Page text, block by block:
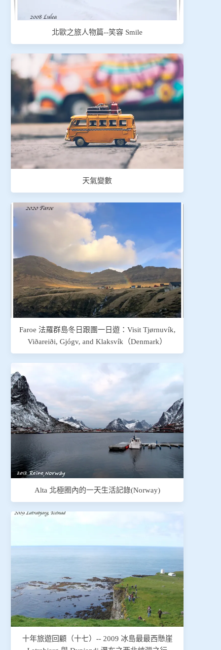
北歐之旅人物篇--笑容 Smile
天氣變數
Faroe 法羅群島冬日跟團一日遊：Visit Tjørnuvík,
Viðareiði, Gjógv, and Klaksvík（Denmark）
Alta 北極圈內的一天生活記錄(Norway)
十年旅遊回顧（十七）-- 2009 冰島最最西懸崖